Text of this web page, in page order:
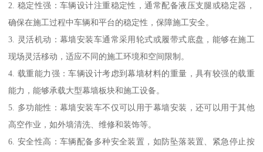
2. 稳定性强：车辆设计注重稳定性，通常配备液压支腿或稳定器，
确保在施工过程中车辆和平台的稳定性，保障施工安全。
3. 灵活机动：幕墙安装车通常采用轮式或履带式底盘，能够在施工
现场灵活移动，适应不同的施工环境和空间限制。
4. 载重能力强：车辆设计考虑到幕墙材料的重量，具有较强的载重
能力，能够承载大型幕墙板块和施工设备。
5. 多功能性：幕墙安装车不仅可以用于幕墙安装，还可以用于其他
高空作业，如外墙清洗、维修和装饰等。
6. 安全性高：车辆配备多种安全装置，如防坠落装置、紧急停止按